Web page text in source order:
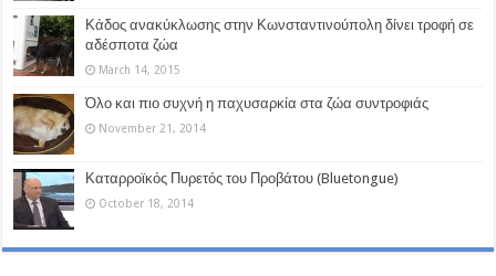
Κάδος ανακύκλωσης στην Κωνσταντινούπολη δίνει τροφή σε
αδέσποτα ζώα
March 14, 2015
Όλο και πιο συχνή η παχυσαρκία στα ζώα συντροφιάς
November 21, 2014
Καταρροϊκός Πυρετός του Προβάτου (Bluetongue)
October 18, 2014